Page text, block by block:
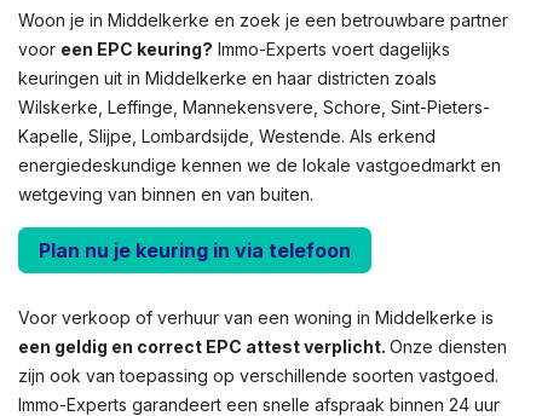
Woon je in Middelkerke en zoek je een betrouwbare partner
voor een EPC keuring? Immo-Experts voert dagelijks
keuringen uit in Middelkerke en haar districten zoals
Wilskerke, Leffinge, Mannekensvere, Schore, Sint-Pieters-
Kapelle, Slijpe, Lombardsijde, Westende. Als erkend
energiedeskundige kennen we de lokale vastgoedmarkt en
wetgeving van binnen en van buiten.
Plan nu je keuring in via telefoon
Voor verkoop of verhuur van een woning in Middelkerke is
een geldig en correct EPC attest verplicht. Onze diensten
zijn ook van toepassing op verschillende soorten vastgoed.
Immo-Experts garandeert een snelle afspraak binnen 24 uur